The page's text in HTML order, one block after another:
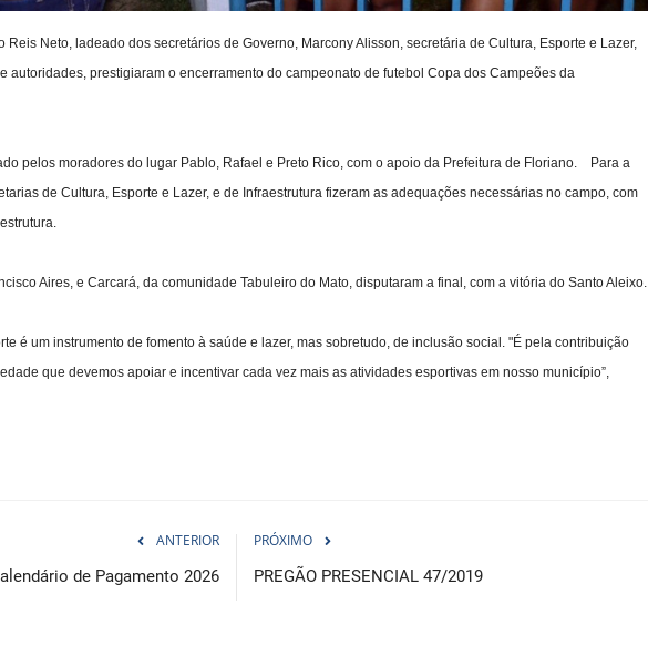
Reis Neto, ladeado dos secretários de Governo, Marcony Alisson, secretária de Cultura, Esporte e Lazer,
autoridades, prestigiaram o encerramento do campeonato de futebol Copa dos Campeões da
pelos moradores do lugar Pablo, Rafael e Preto Rico, com o apoio da Prefeitura de Floriano. Para a
de Cultura, Esporte e Lazer, e de Infraestrutura fizeram as adequações necessárias no campo, com
Aires, e Carcará, da comunidade Tabuleiro do Mato, disputaram a final, com a vitória do Santo Aleixo.
é um instrumento de fomento à saúde e lazer, mas sobretudo, de inclusão social. "É pela contribuição
que devemos apoiar e incentivar cada vez mais as atividades esportivas em nosso município”,
ANTERIOR
de Pagamento 2026
PRÓXIMO
PREGÃO PRESENCIAL 47/2019